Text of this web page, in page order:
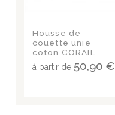
Housse de
couette unie
coton CORAIL
à partir de 50,90 €